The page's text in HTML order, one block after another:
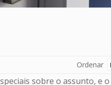
Ordenar
sobre o assunto, e